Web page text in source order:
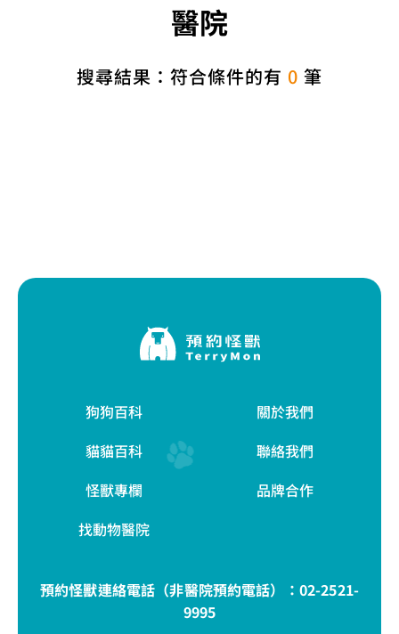
醫院
搜尋結果：符合條件的有 0 筆
狗狗百科
貓貓百科
怪獸專欄
找動物醫院
關於我們
聯絡我們
品牌合作
預約怪獸連絡電話（非醫院預約電話）： 02-2521-
9995